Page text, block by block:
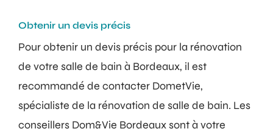
Obtenir un devis précis
Pour obtenir un devis précis pour la rénovation
de votre salle de bain à Bordeaux, il est
recommandé de contacter DometVie,
spécialiste de la rénovation de salle de bain. Les
conseillers Dom&Vie Bordeaux sont à votre